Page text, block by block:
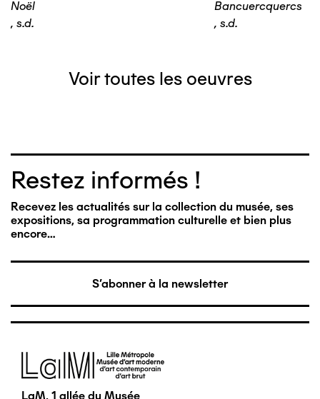
Noël
, s.d.
Bancuercquercs
, s.d.
Voir toutes les oeuvres
Restez informés !
Recevez les actualités sur la collection du musée, ses
expositions, sa programmation culturelle et bien plus
encore…
S'abonner à la newsletter
Image
LaM, 1 allée du Musée